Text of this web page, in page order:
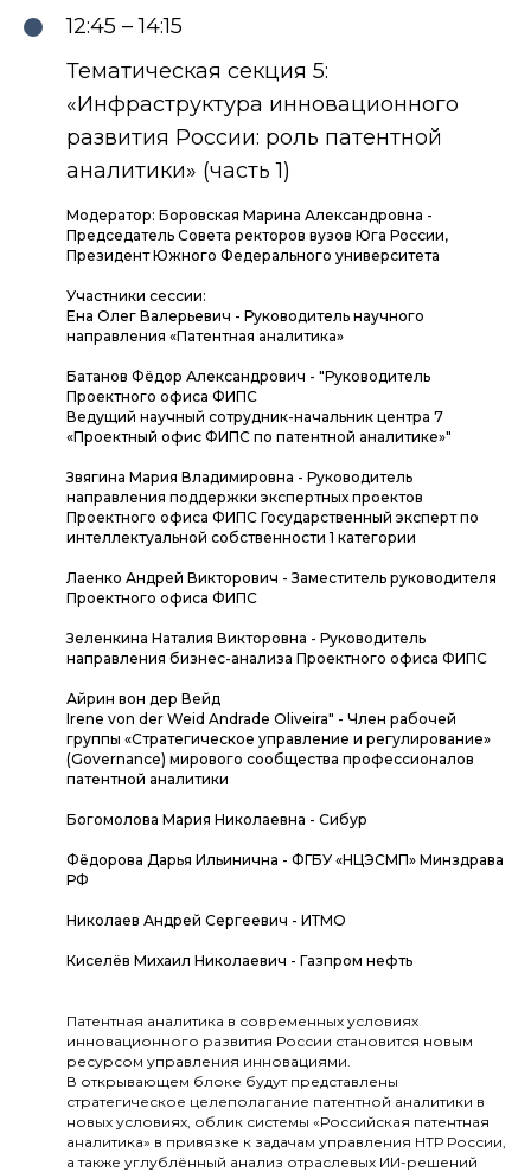
12:45 – 14:15
Тематическая секция 5:
«Инфраструктура инновационного
развития России: роль патентной
аналитики» (часть 1)
Модератор: Боровская Марина Александровна -
Председатель Совета ректоров вузов Юга России,
Президент Южного Федерального университета
Участники сессии:
Ена Олег Валерьевич - Руководитель научного
направления «Патентная аналитика»
Батанов Фёдор Александрович - "Руководитель
Проектного офиса ФИПС
Ведущий научный сотрудник-начальник центра 7
«Проектный офис ФИПС по патентной аналитике»"
Звягина Мария Владимировна - Руководитель
направления поддержки экспертных проектов
Проектного офиса ФИПС Государственный эксперт по
интеллектуальной собственности 1 категории
Лаенко Андрей Викторович - Заместитель руководителя
Проектного офиса ФИПС
Зеленкина Наталия Викторовна - Руководитель
направления бизнес-анализа Проектного офиса ФИПС
Айрин вон дер Вейд
Irene von der Weid Andrade Oliveira" - Член рабочей
группы «Стратегическое управление и регулирование»
(Governance) мирового сообщества профессионалов
патентной аналитики
Богомолова Мария Николаевна - Сибур
Фёдорова Дарья Ильинична - ФГБУ «НЦЭСМП» Минздрава
РФ
Николаев Андрей Сергеевич - ИТМО
Киселёв Михаил Николаевич - Газпром нефть
Патентная аналитика в современных условиях
инновационного развития России становится новым
ресурсом управления инновациями.
В открывающем блоке будут представлены
стратегическое целеполагание патентной аналитики в
новых условиях, облик системы «Российская патентная
аналитика» в привязке к задачам управления НТР России,
а также углублённый анализ отраслевых ИИ-решений